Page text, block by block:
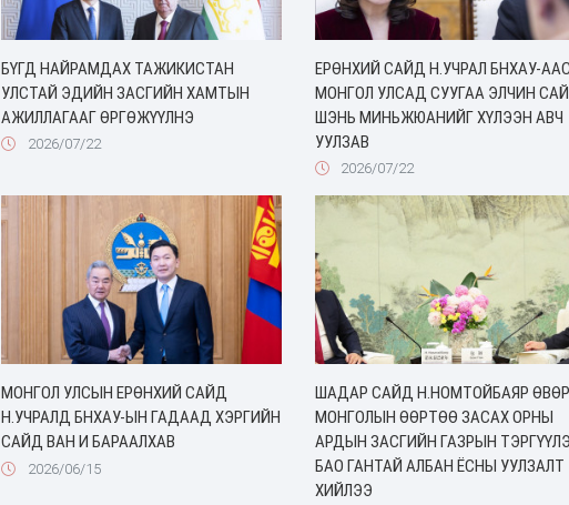
БҮГД НАЙРАМДАХ ТАЖИКИСТАН
УЛСТАЙ ЭДИЙН ЗАСГИЙН ХАМТЫН
АЖИЛЛАГААГ ӨРГӨЖҮҮЛНЭ
2026/07/22
ЕРӨНХИЙ САЙД Н.УЧРАЛ БНХАУ-
МОНГОЛ УЛСАД СУУГАА ЭЛЧИН
ШЭНЬ МИНЬЖЮАНИЙГ ХҮЛЭЭН АВЧ
УУЛЗАВ
2026/07/22
МОНГОЛ УЛСЫН ЕРӨНХИЙ САЙД
Н.УЧРАЛД БНХАУ-ЫН ГАДААД ХЭРГИЙН
САЙД ВАН И БАРААЛХАВ
2026/06/15
ШАДАР САЙД Н.НОМТОЙБАЯР ӨВӨР
МОНГОЛЫН ӨӨРТӨӨ ЗАСАХ ОРНЫ
АРДЫН ЗАСГИЙН ГАЗРЫН
БАО ГАНТАЙ АЛБАН ЁСНЫ УУЛЗАЛТ
ХИЙЛЭЭ